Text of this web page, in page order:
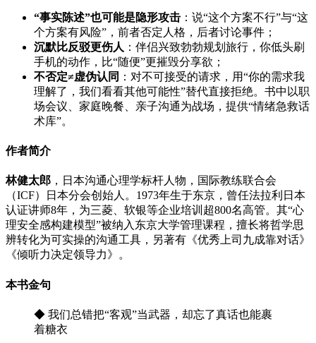
“事实陈述”也可能是隐形攻击 ：说“这个方案不行”与“这
个方案有风险”，前者否定人格，后者讨论事件；
沉默比反驳更伤人 ：伴侣兴致勃勃规划旅行，你低头刷
手机的动作，比“随便”更摧毁分享欲；
不否定≠虚伪认同 ：对不可接受的请求，用“你的需求我
理解了，我们看看其他可能性”替代直接拒绝。书中以职
场会议、家庭晚餐、亲子沟通为战场，提供“情绪急救话
术库”。
作者简介
林健太郎 ，日本沟通心理学标杆人物，国际教练联合会
（ICF）日本分会创始人。1973年生于东京，曾任法拉利日本
认证讲师8年，为三菱、软银等企业培训超800名高管。其“心
理安全感构建模型”被纳入东京大学管理课程，擅长将哲学思
辨转化为可实操的沟通工具，另著有《优秀上司九成靠对话》
《倾听力决定领导力》。
本书金句
◆ 我们总错把“客观”当武器，却忘了真话也能裹
着糖衣